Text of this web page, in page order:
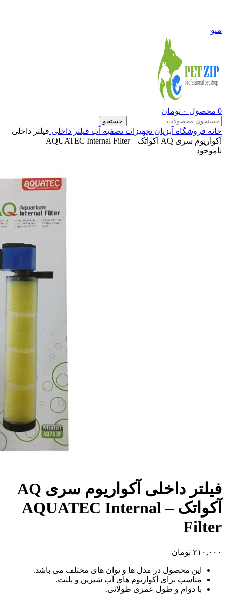
منو
0 محصول ۰ تومان
جستجو
خانه فروشگاه آبزیان تجهیزات تصفیه آب فیلتر داخلی فیلتر داخلی
آکواریوم سری AQ آکواتک – AQUATEC Internal Filter
ناموجود
فیلتر داخلی آکواریوم سری AQ
آکواتک – AQUATEC Internal
Filter
۲۱۰,۰۰۰ تومان
این محصول در مدل ها و توان های مختلف می باشد.
مناسب برای آکواریوم های آب شیرین و پلنت.
با دوام و طول عمری طولانی.